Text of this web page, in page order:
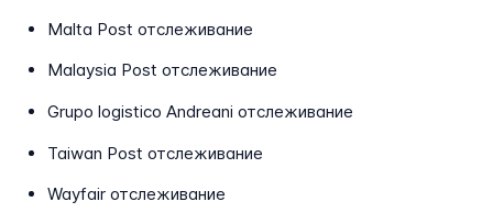
Malta Post отслеживание
Malaysia Post отслеживание
Grupo logistico Andreani отслеживание
Taiwan Post отслеживание
Wayfair отслеживание